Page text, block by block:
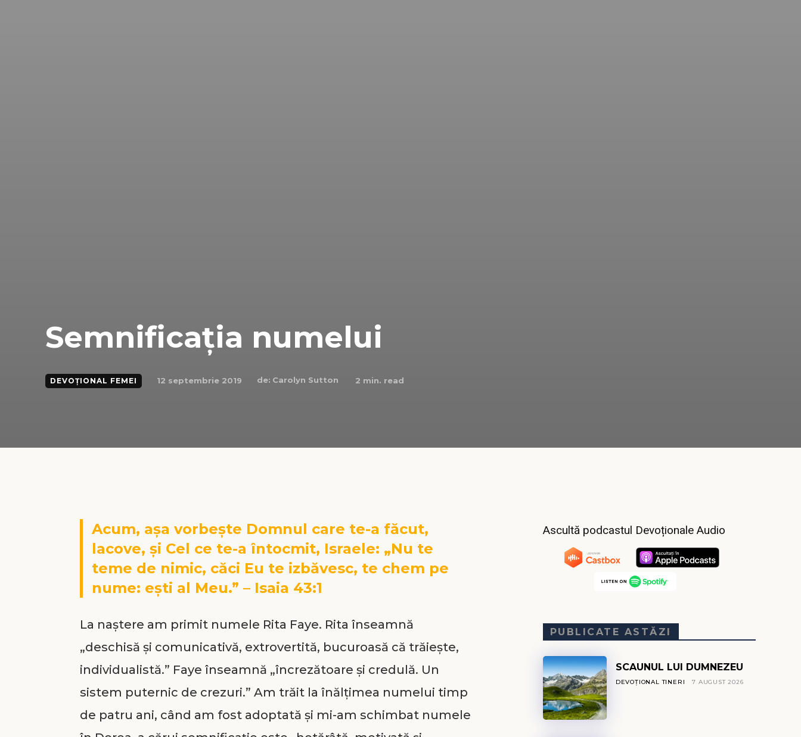
Semnificația numelui
DEVOȚIONAL FEMEI 12 septembrie 2019 de: Carolyn Sutton 2 min. read
Acum, aşa vorbeşte Domnul care te-a făcut,
lacove, şi Cel ce te-a întocmit, Israele: „Nu te
teme de nimic, căci Eu te izbăvesc, te chem pe
nume: eşti al Meu.” – Isaia 43:1
La naştere am primit numele Rita Faye. Rita înseamnă
„deschisă şi comunicativă, extrovertită, bucuroasă că trăieşte,
individualistă.” Faye înseamnă „încrezătoare şi credulă. Un
sistem puternic de crezuri.” Am trăit la înălţimea numelui timp
de patru ani, când am fost adoptată şi mi-am schimbat numele
Ascultă podcastul Devoționale Audio
PUBLICATE ASTĂZI
SCAUNUL LUI DUMNEZEU
DEVOȚIONAL TINERI 7 AUGUST 2026